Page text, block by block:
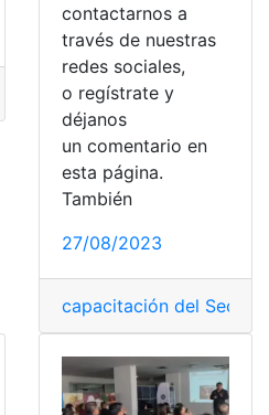
Consulta,Ecuador ,Noticias
contactarnos a
través de nuestras
redes sociales,
o regístrate y
déjanos
un comentario en
esta página.
También
27/08/2023
capacitación del Secap